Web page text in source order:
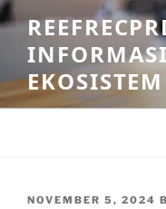
Skip
to
content
POSTED
NOVEMBER 5, 2024